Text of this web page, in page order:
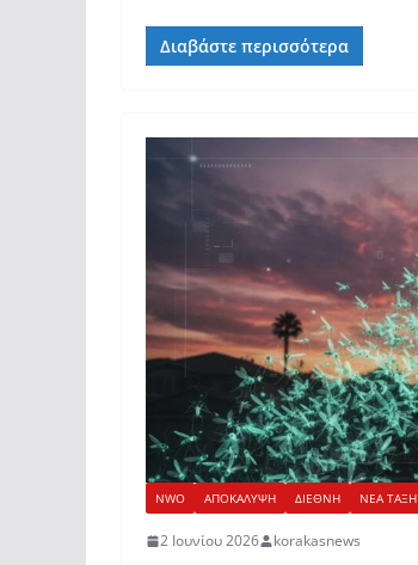
Διαβάστε περισσότερα
NWO ΑΠΟΚΑΛΥΨΗ ΔΙΕΘΝΗ ΝΕΑ ΤΑΞΗ
2 Ιουνίου 2026 korakasnews